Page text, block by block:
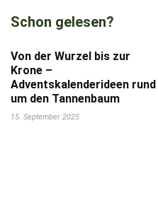
Schon gelesen?
Von der Wurzel bis zur
Krone –
Adventskalenderideen rund
um den Tannenbaum
15. September 2025